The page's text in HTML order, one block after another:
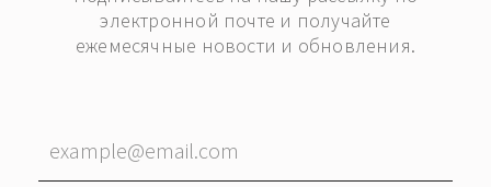
электронной почте и получайте
ежемесячные новости и обновления.